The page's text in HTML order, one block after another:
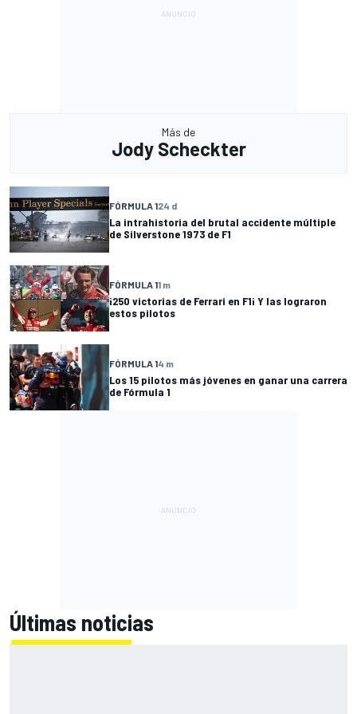
Más de
Jody Scheckter
FÓRMULA 124 d
La intrahistoria del brutal accidente múltiple
de Silverstone 1973 de F1
FÓRMULA 11 m
¡250 victorias de Ferrari en F1¡ Y las lograron
estos pilotos
FÓRMULA 14 m
Los 15 pilotos más jóvenes en ganar una carrera
de Fórmula 1
Últimas noticias